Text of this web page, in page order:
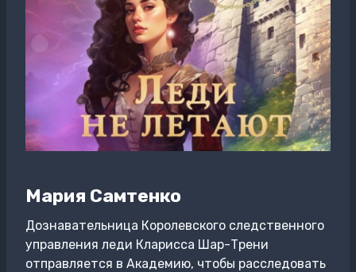
Мария Самтенко
Дознавательница Королевского следственного
управления леди Кларисса Шар-Трени
отправляется в Академию, чтобы расследовать